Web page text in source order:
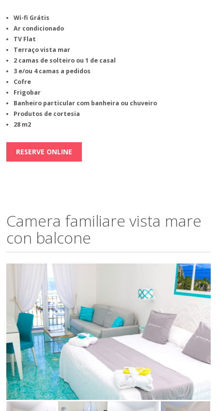
Wi-fi Grátis
Ar condicionado
TV Flat
Terraço vista mar
2 camas de solteiro ou 1 de casal
3 e/ou 4 camas a pedidos
Cofre
Frigobar
Banheiro particular com banheira ou chuveiro
Produtos de cortesia
28 m2
RESERVE ONLINE
Camera familiare vista mare
con balcone